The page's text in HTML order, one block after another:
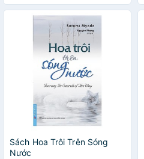
Sách Hoa Trôi Trên Sóng
Nước